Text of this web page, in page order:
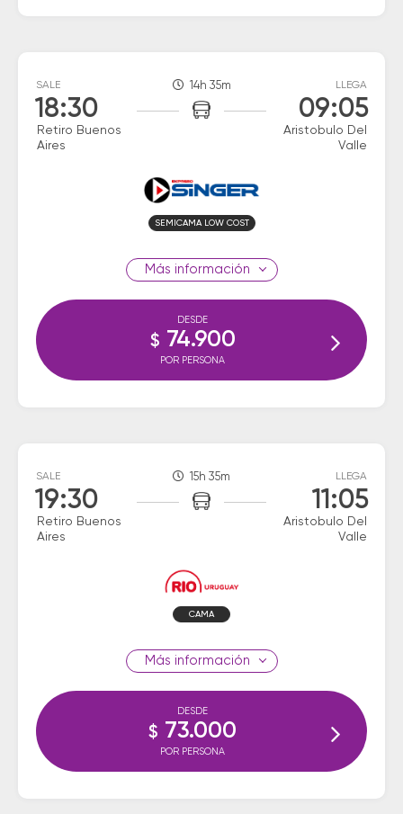
SALE
18:30
Retiro Buenos
Aires
14h 35m LLEGA
09:05
Aristobulo Del
Valle
SEMICAMA LOW COST
información
DESDE
$ 74.900
POR PERSONA
SALE
19:30
Retiro Buenos
Aires
15h 35m LLEGA
11:05
Aristobulo Del
Valle
CAMA
información
DESDE
$ 73.000
POR PERSONA